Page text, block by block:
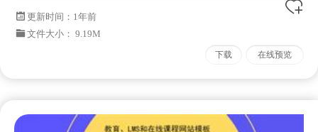
更新时间： 1年前
文件大小： 9.19M
下载 在线预览